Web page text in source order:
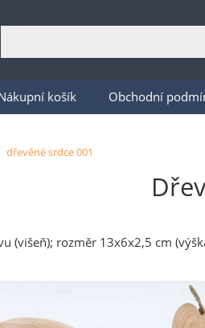
košík Obchodní
dřevěné srdce 001
(višeň); rozměr 13x6x2,5 cm